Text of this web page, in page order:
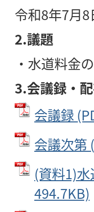
令和8年7月8
2.議題
・水道料金
3.会議録・
会議録
会議次第
(資料1)
494.7KB)